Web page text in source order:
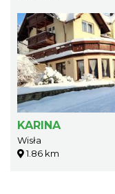
KARINA
Wisła
1.86 km